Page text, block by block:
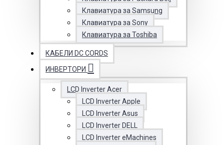
Клавиатура за Samsung
Клавиатура за Sony
Клавиатура за Toshiba
КАБЕЛИ DC CORDS
ИНВЕРТОРИ
LCD Inverter Acer
LCD Inverter Apple
LCD Inverter Asus
LCD Inverter DELL
LCD Inverter eMachines